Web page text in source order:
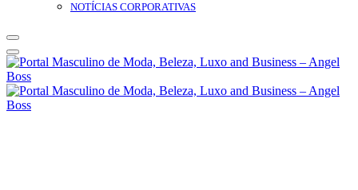
NOTÍCIAS CORPORATIVAS